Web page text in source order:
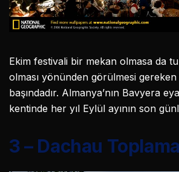
Ekim festivali bir mekan olmasa da
olması yönünden görülmesi
başındadır. Almanya’nın Bavyera
kentinde her yıl Eylül ayının son
3 – Dachau